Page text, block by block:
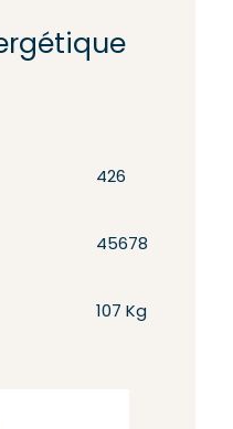
426
45678
107 Kg